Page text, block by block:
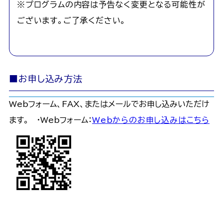
※プログラムの内容は予告なく変更となる可能性が
ございます。ご了承ください。
■お申し込み方法
Webフォーム、FAX、またはメールでお申し込みいただけ
ます。 ・Webフォーム：Webからのお申し込みはこちら